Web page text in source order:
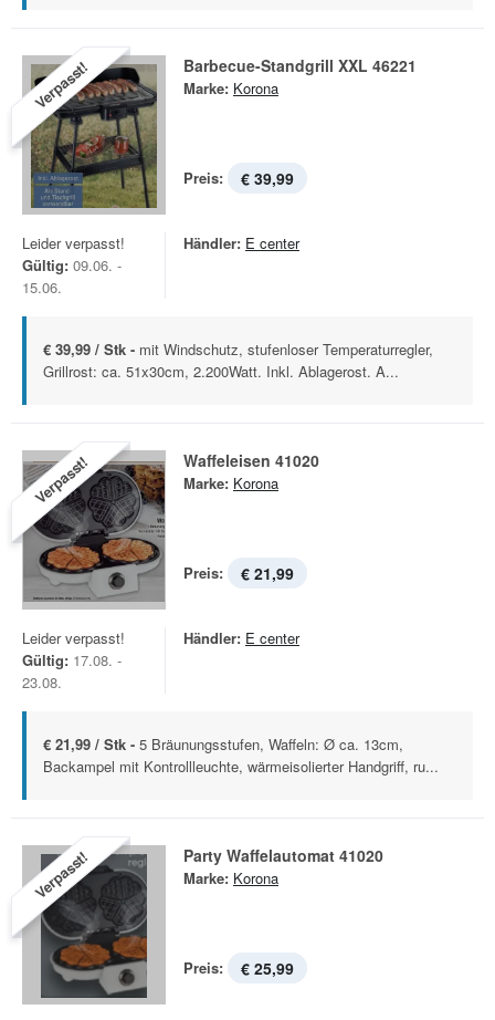
Verpasst! Barbecue-Standgrill XXL 46221
Marke: Korona
Preis: € 39,99
Leider verpasst!
Gültig: 09.06. -
15.06.
Händler: E center
€ 39,99 / Stk - mit Windschutz, stufenloser Temperaturregler,
Grillrost: ca. 51x30cm, 2.200Watt. Inkl. Ablagerost. A...
Verpasst! Waffeleisen 41020
Marke: Korona
Preis: € 21,99
Leider verpasst!
Gültig: 17.08. -
23.08.
Händler: E center
€ 21,99 / Stk - 5 Bräunungsstufen, Waffeln: Ø ca. 13cm,
Backampel mit Kontrollleuchte, wärmeisolierter Handgriff, ru...
Verpasst! Party Waffelautomat 41020
Marke: Korona
Preis: € 25,99